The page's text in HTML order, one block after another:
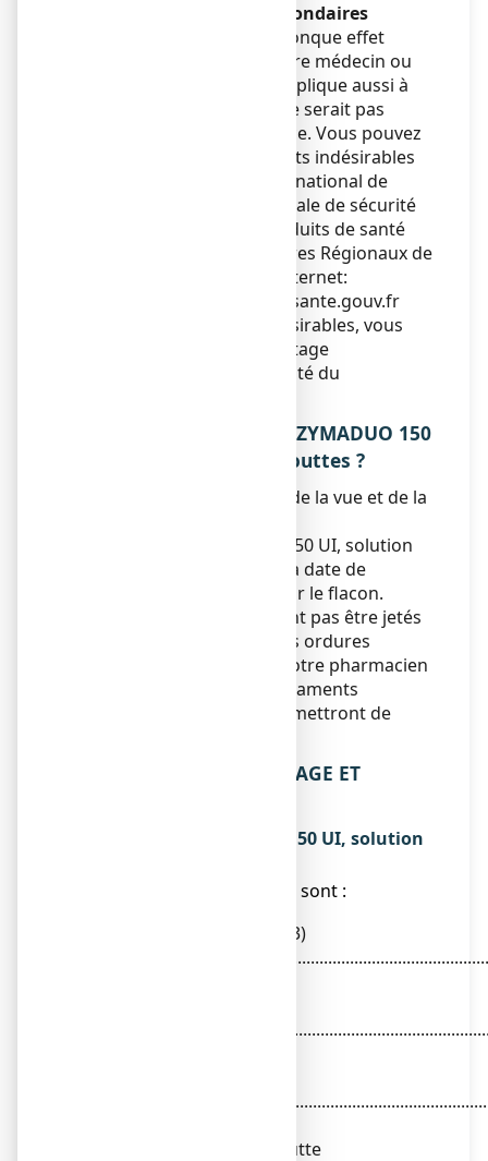
Déclaration des effets secondaires
Si vous ressentez un quelconque effet
indésirable, parlez-en à votre médecin ou
votre pharmacien. Ceci s’applique aussi à
tout effet indésirable qui ne serait pas
mentionné dans cette notice. Vous pouvez
également déclarer les effets indésirables
directement via le système national de
déclaration : Agence nationale de sécurité
du médicament et des produits de santé
(ANSM) et réseau des Centres Régionaux de
Pharmacovigilance - Site internet:
https://signalement.social-sante.gouv.fr
En signalant les effets indésirables, vous
contribuez à fournir davantage
d’informations sur la sécurité du
5. COMMENT CONSERVER ZYMADUO 150
UI, solution buvable en gouttes ?
Tenir ce médicament hors de la vue et de la
Ne pas utiliser ZYMADUO 150 UI, solution
buvable en gouttes après la date de
péremption mentionnée sur le flacon.
Les médicaments ne doivent pas être jetés
au tout à l’égout ou avec les ordures
ménagères. Demandez à votre pharmacien
ce qu’il faut faire des médicaments
inutilisés. Ces mesures permettront de
6. CONTENU DE L’EMBALLAGE ET
Ce que contient ZYMADUO 150 UI, solution
● Les substances actives sont :
Cholécalciférol (vitamine D3)
Pour une goutte